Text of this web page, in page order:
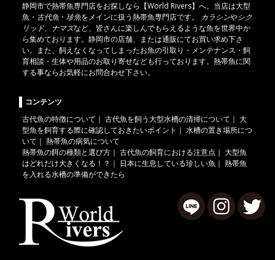
静岡市で熱帯魚専門店をお探しなら【World Rivers】へ。当店は大型
魚 ・ 古代魚 ・ 珍魚をメインに扱う熱帯魚専門店です。 カラシンやシク
リッド、 ナマズなど、皆さんに楽しんでもらえるような魚を世界中か
ら集めております。静岡市の店舗、または通販にてお買い求め下さ
い。また、飼えなくなってしまったお魚の引取り・メンテナンス・飼
育相談・生体や用品のお取り寄せなども行っております。熱帯魚に関
する事ならお気軽にお問合わせ下さい。
コンテンツ
古代魚の特徴について ｜ 古代魚を飼う大型水槽の清掃について ｜ 大
型魚を飼育する際に確認しておきたいポイント ｜ 水槽の置き場所につ
いて ｜ 熱帯魚の病気について
熱帯魚の餌の種類と選び方 ｜ 古代魚の飼育における注意点 ｜ 大型魚
はどれだけ大きくなる！？ ｜ 日本に生息している珍しい魚 ｜ 熱帯魚
を入れる水槽の準備ができたら